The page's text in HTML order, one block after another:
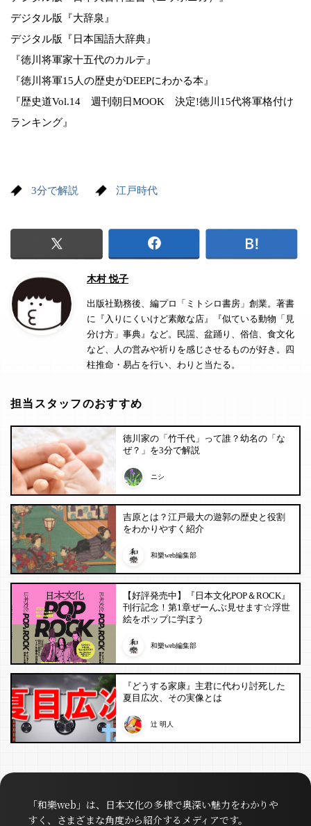
デジタル版『大辞泉』
デジタル版『日本国語大辞典』
『徳川将軍家十五代のカルテ』
『徳川将軍15人の歴史がDEEPにわかる本』
『歴史道Vol.14 週刊朝日MOOK 決定!徳川15代将軍格付け
ランキング』
3分で解説 江戸時代
木村 悦子
出版社勤務後、編プロ「ミトシロ書房」創業。著書
に『入りにくいけど素敵な店』『似ている動物「見
分け方」事典』など。民謡、盆踊り、俗信、食文化
など、人の営みや祈りを感じさせるものが好き。四
柱推命・易占を行い、わりと当たる。
担当スタッフのおすすめ
徳川家の「竹千代」って誰？幼名の「な
ぜ？」を3分で解説
ニシ
吉原とは？江戸最大の遊郭の歴史と役割
をわかりやすく紹介
和樂web編集部
【好評発売中】『日本文化POP＆ROCK』
刊行記念！第1章ぜーんぶ見せます☆浮世
絵をポップに学ぼう
和樂web編集部
『どうする家康』主君に代わり討死した
夏目広次、その実像とは
辻 明人
「和樂web」は、日本文化の多様で奥深い魅力をわかりや
すく、さまざまな角度から紹介するメディアです。